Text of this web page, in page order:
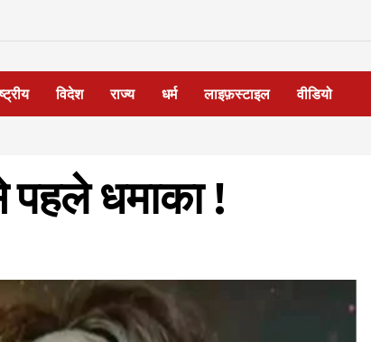
विदेश राज्य धर्म लाइफ़स्टाइल वीडियो
पहले धमाका !